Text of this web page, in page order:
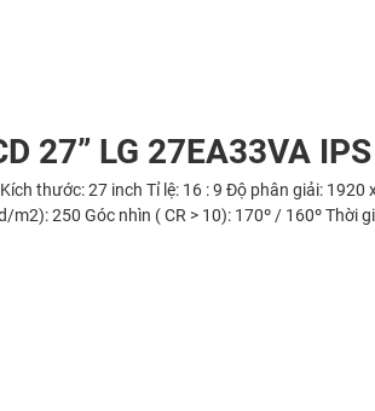
27” LG 27EA33VA
thước: 27 inch Tỉ lệ: 16 : 9 Độ phân giải: 1920
m2): 250 Góc nhìn ( CR > 10): 170º / 160º Thời